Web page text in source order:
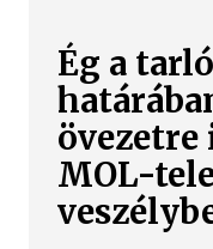
Ég a
övezetre
MOL-